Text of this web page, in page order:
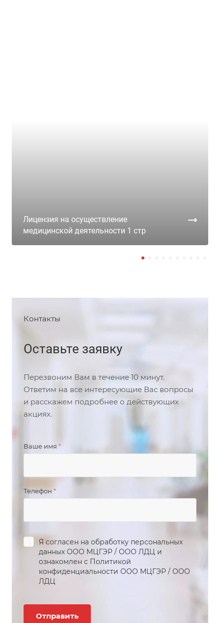
Лицензия на осуществление
медицинской деятельности 1 стр
Контакты
Оставьте заявку
Перезвоним Вам в течение 10 минут.
Ответим на все интересующие Вас вопросы
и расскажем подробнее о действующих
акциях.
Ваше имя *
Телефон*
Я согласен на обработку персональных
данных ООО МЦГЭР / ООО ЛДЦ и
ознакомлен с Политикой
конфиденциальности ООО МЦГЭР / ООО
ЛДЦ